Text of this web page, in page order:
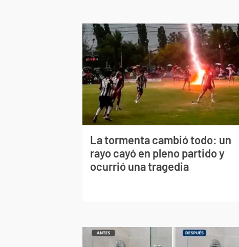
La tormenta cambió todo: un
rayo cayó en pleno partido y
ocurrió una tragedia